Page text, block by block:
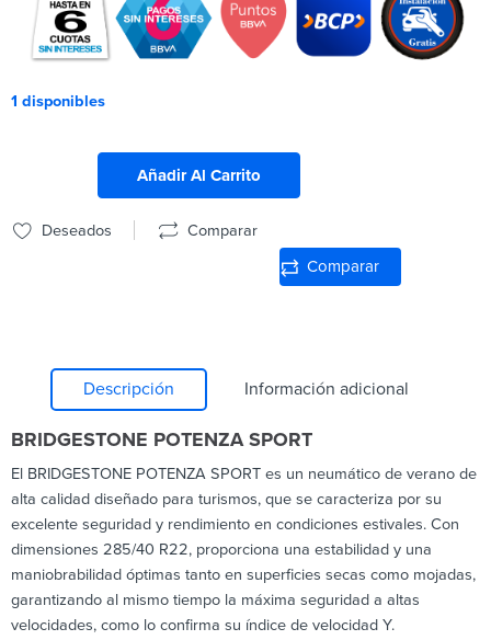
1 disponibles
Añadir Al Carrito
Deseados Comparar
Comparar
Descripción Información adicional
BRIDGESTONE POTENZA SPORT
El BRIDGESTONE POTENZA SPORT es un neumático de verano de
alta calidad diseñado para turismos, que se caracteriza por su
excelente seguridad y rendimiento en condiciones estivales. Con
dimensiones 285/40 R22, proporciona una estabilidad y una
maniobrabilidad óptimas tanto en superficies secas como mojadas,
garantizando al mismo tiempo la máxima seguridad a altas
velocidades, como lo confirma su índice de velocidad Y.